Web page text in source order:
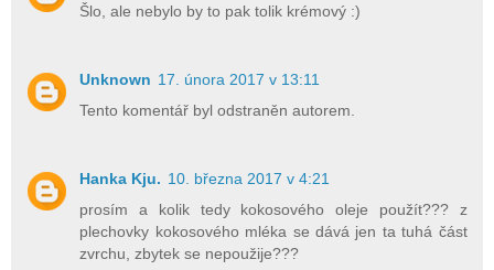
Šlo, ale nebylo by to pak tolik krémový :)
Unknown 17. února 2017 v 13:11
Tento komentář byl odstraněn autorem.
Hanka Kju. 10. března 2017 v 4:21
prosím a kolik tedy kokosového oleje použít??? z
plechovky kokosového mléka se dává jen ta tuhá část
zvrchu, zbytek se nepoužije???